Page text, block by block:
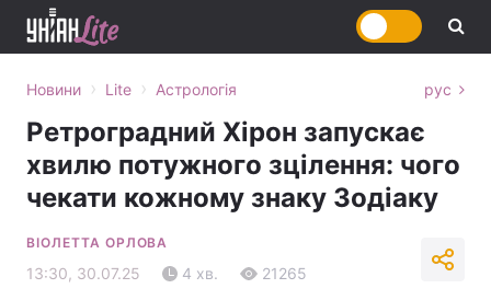
Новини › Lite › Астрологія рус
Ретроградний Хірон запускає
хвилю потужного зцілення: чого
чекати кожному знаку Зодіаку
ВІОЛЕТТА ОРЛОВА
13:30, 30.07.25 4 хв. 21265